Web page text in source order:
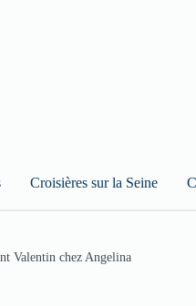
Croisières sur la Seine
Valentin chez Angelina